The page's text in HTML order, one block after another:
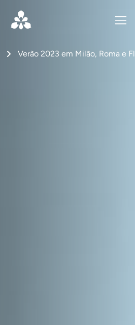
Verão 2023 em Milão, Roma e